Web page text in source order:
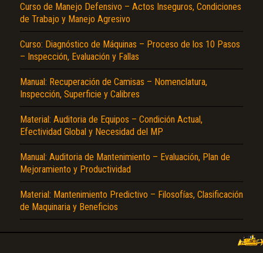
Curso de Manejo Defensivo – Actos Inseguros, Condiciones
de Trabajo y Manejo Agresivo
Curso: Diagnóstico de Máquinas – Proceso de los 10 Pasos
– Inspección, Evaluación y Fallas
Manual: Recuperación de Camisas – Nomenclatura,
Inspección, Superficie y Calibres
Material: Auditoria de Equipos – Condición Actual,
Efectividad Global y Necesidad del MP
Manual: Auditoria de Mantenimiento – Evaluación, Plan de
Mejoramiento y Productividad
Material: Mantenimiento Predictivo – Filosofías, Clasificación
de Maquinaria y Beneficios